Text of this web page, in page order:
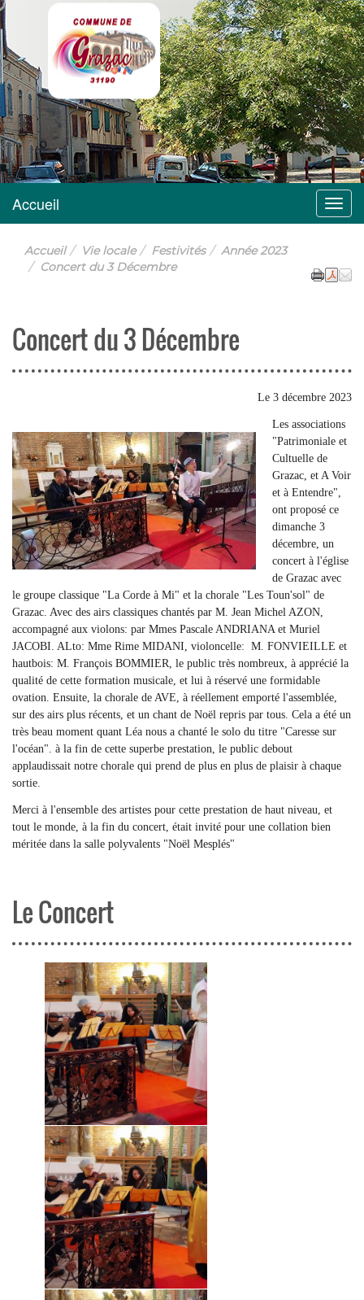
Grazac
Menu
Accueil
Accueil Vie locale Festivités
Année 2023
Concert du 3 Décembre
Concert du 3 Décembre
Le 3 décembre 2023
Les associations
"Patrimoniale et
Cultuelle de
Grazac, et A Voir
et à Entendre",
ont proposé ce
dimanche 3
décembre, un
concert à l'église
de Grazac avec
le groupe classique "La Corde à Mi" et la chorale "Les Toun'sol" de
Grazac. Avec des airs classiques chantés par M. Jean Michel AZON,
accompagné aux violons: par Mmes Pascale ANDRIANA et Muriel
JACOBI. ALto: Mme Rime MIDANI, violoncelle: M. FONVIEILLE et
hautbois: M. François BOMMIER, le public très nombreux, à apprécié la
qualité de cette formation musicale, et lui à réservé une formidable
ovation. Ensuite, la chorale de AVE, à réellement emporté l'assemblée,
sur des airs plus récents, et un chant de Noël repris par tous. Cela a été un
très beau moment quant Léa nous a chanté le solo du titre "Caresse sur
l'océan". à la fin de cette superbe prestation, le public debout
applaudissait notre chorale qui prend de plus en plus de plaisir à chaque
sortie.
Merci à l'ensemble des artistes pour cette prestation de haut niveau, et
tout le monde, à la fin du concert, était invité pour une collation bien
méritée dans la salle polyvalents "Noël Mesplés"
Le Concert